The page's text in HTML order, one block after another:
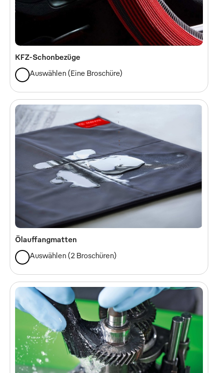
KFZ-Schonbezüge
Auswählen (Eine Broschüre)
Ölauffangmatten
Auswählen (2 Broschüren)